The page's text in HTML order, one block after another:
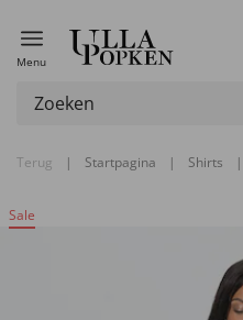
Menu
Terug | Startpagina | Shirts |
Sale